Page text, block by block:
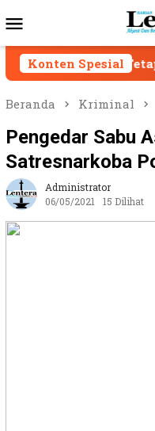
ke
Mobile
Konten Spesial
Tetap Solid dan
Beranda Kriminal
Pengedar Sabu
Satresnarkoba
Administrator
06/05/2021
15 Dilihat